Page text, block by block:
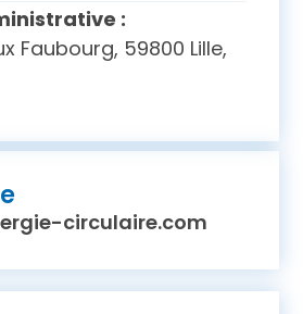
:
Faubourg, 59800 Lille,
circulaire.com